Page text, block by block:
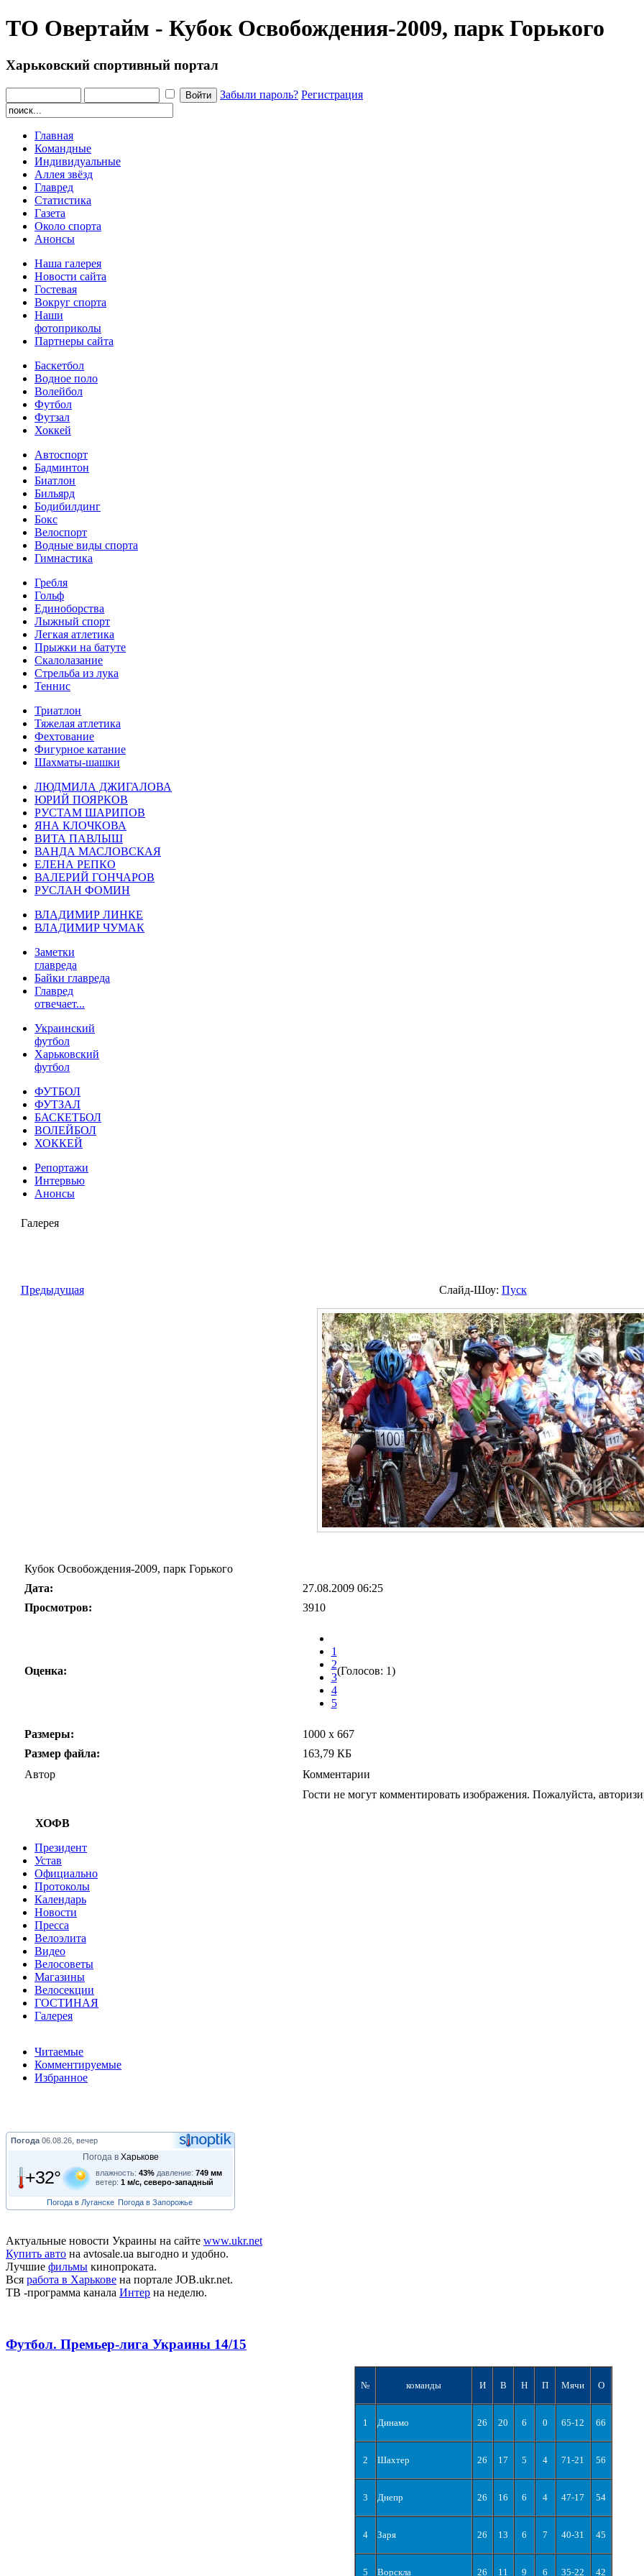
ТО Овертайм - Кубок Освобождения-2009, парк Горького
Харьковский спортивный портал
Забыли пароль? Регистрация
Главная
Командные
Индивидуальные
Аллея звёзд
Главред
Статистика
Газета
Около спорта
Анонсы
Наша галерея
Новости сайта
Гостевая
Вокруг спорта
Наши
фотоприколы
Партнеры сайта
Баскетбол
Водное поло
Волейбол
Футбол
Футзал
Хоккей
Автоспорт
Бадминтон
Биатлон
Бильярд
Бодибилдинг
Бокс
Велоспорт
Водные виды спорта
Гимнастика
Гребля
Гольф
Единоборства
Лыжный спорт
Легкая атлетика
Прыжки на батуте
Скалолазание
Стрельба из лука
Теннис
Триатлон
Тяжелая атлетика
Фехтование
Фигурное катание
Шахматы-шашки
ЛЮДМИЛА ДЖИГАЛОВА
ЮРИЙ ПОЯРКОВ
РУСТАМ ШАРИПОВ
ЯНА КЛОЧКОВА
ВИТА ПАВЛЫШ
ВАНДА МАСЛОВСКАЯ
ЕЛЕНА РЕПКО
ВАЛЕРИЙ ГОНЧАРОВ
РУСЛАН ФОМИН
ВЛАДИМИР ЛИНКЕ
ВЛАДИМИР ЧУМАК
Заметки
главреда
Байки главреда
Главред
отвечает...
Украинский
футбол
Харьковский
футбол
ФУТБОЛ
ФУТЗАЛ
БАСКЕТБОЛ
ВОЛЕЙБОЛ
ХОККЕЙ
Репортажи
Интервью
Анонсы
Галерея
Предыдущая
Слайд-Шоу: Пуск
Кубок Освобождения-2009, парк Горького
Дата:
27.08.2009 06:25
Просмотров:
3910
Оценка:
1
2
3
4
5
(Голосов: 1)
Размеры:
1000 x 667
Размер файла:
163,79 КБ
Автор
Комментарии
Гости не могут комментировать изображения. Пожалуйста,
ХОФВ
Президент
Устав
Официально
Протоколы
Календарь
Новости
Пресса
Велоэлита
Видео
Велосоветы
Магазины
Велосекции
ГОСТИНАЯ
Галерея
Читаемые
Комментируемые
Избранное
Погода 06.08.26, вечер
Погода в Харькове
+32° влажность: 43% давление: 749 мм
ветер: 1 м/с, северо-западный
Погода в Луганске Погода в Запорожье
Актуальные новости Украины на сайте www.ukr.net
Купить авто на avtosale.ua выгодно и удобно.
Лучшие фильмы кинопроката.
Вся работа в Харькове на портале JOB.ukr.net.
ТВ -программа канала Интер на неделю.
Футбол. Премьер-лига Украины 14/15
№ команды И В Н П Мячи О
1 Динамо 26 20 6 0 65-12 66
2 Шахтер 26 17 5 4 71-21 56
3 Днепр 26 16 6 4 47-17 54
4 Заря 26 13 6 7 40-31 45
5 Ворскла 26 11 9 6 35-22 42